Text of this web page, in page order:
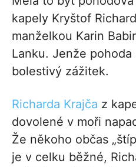
kapely Kryštof
manželkou Karin
Lanku. Jenže
bolestivý zážitek.
Richarda Krajča z
dovolené v moři
Že někoho občas
je v celku běžné,